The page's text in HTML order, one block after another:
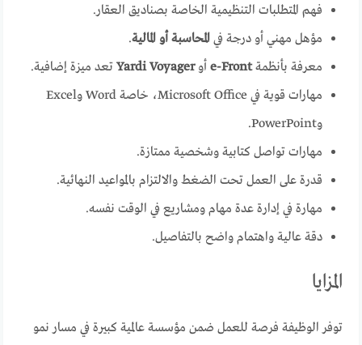
فهم المتطلبات التنظيمية الخاصة بصناديق العقار.
مؤهل مهني أو درجة فيالمحاسبة أو المالية.
معرفة بأنظمةe-Front أوYardi Voyager تعد ميزة إضافية.
مهارات قوية في Microsoft Office، خاصة Word وExcel
وPowerPoint.
مهارات تواصل كتابية وشخصية ممتازة.
قدرة على العمل تحت الضغط والالتزام بالمواعيد النهائية.
مهارة في إدارة عدة مهام ومشاريع في الوقت نفسه.
دقة عالية واهتمام واضح بالتفاصيل.
المزايا
توفر الوظيفة فرصة للعمل ضمن مؤسسة عالمية كبيرة في مسار نمو